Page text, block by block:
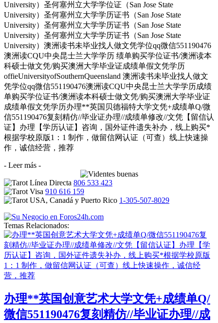
University）圣何塞州立大学学位证（San Jose State
University）圣何塞州立大学学历证书（San Jose State
University）圣何塞州立大学学历证书（San Jose State
University）圣何塞州立大学学历证书（San Jose State
University）澳洲读书未毕业找人做文凭学位qq微信551190476
澳洲读CQU中央昆士兰大学学历 绩单购买学位证书/澳洲读本
科硕士做文凭/购买澳洲大学毕业证成绩单假文凭学历
offieUniversityofSouthernQueensland 澳洲读书未毕业找人做文
凭学位qq微信551190476澳洲读CQU中央昆士兰大学学历成绩
单购买学位证书/澳洲读本科硕士做文凭/购买澳洲大学毕业证
成绩单假文凭学历办理**英国贝德福特大学文凭+成绩单Q/微
信551190476复刻精仿//毕业证办理//成绩单修改//文凭【留信认
证】办理【学历认证】咨询，国外证件遗失补办，线上购买*
根据学校原版1：1 制作，做留信网认证（可查）线上快速操
作，诚信经营，推荐
- Leer más -
806 533 423
910 616 159
1-305-507-8029
Temas Relacionados:
办理**英国创意艺术大学文凭+成绩单Q/
微信551190476复刻精仿//毕业证办理//成